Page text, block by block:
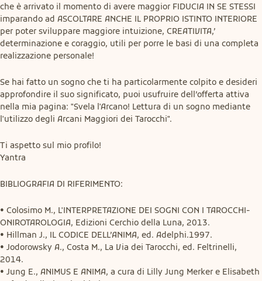
che è arrivato il momento di avere maggior FIDUCIA IN SE STESSI
imparando ad ASCOLTARE ANCHE IL PROPRIO ISTINTO INTERIORE
per poter sviluppare maggiore intuizione, CREATIVITA,’
determinazione e coraggio, utili per porre le basi di una completa
realizzazione personale!
Se hai fatto un sogno che ti ha particolarmente colpito e desideri
approfondire il suo significato, puoi usufruire dell’offerta attiva
nella mia pagina: "Svela l'Arcano! Lettura di un sogno mediante
l'utilizzo degli Arcani Maggiori dei Tarocchi".
Ti aspetto sul mio profilo!
Yantra
BIBLIOGRAFIA DI RIFERIMENTO:
• Colosimo M., L'INTERPRETAZIONE DEI SOGNI CON I TAROCCHI-
ONIROTAROLOGIA, Edizioni Cerchio della Luna, 2013.
• Hillman J., IL CODICE DELL’ANIMA, ed. Adelphi.1997.
• Jodorowsky A., Costa M., La Via dei Tarocchi, ed. Feltrinelli,
2014.
• Jung E., ANIMUS E ANIMA, a cura di Lilly Jung Merker e Elisabeth